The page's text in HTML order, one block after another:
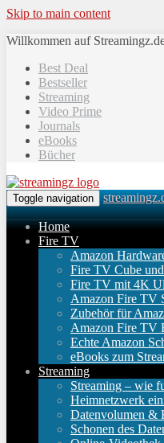
Skip to main content
Willkommen auf
Best Deal
Bestseller
Streaming
Video Prime
Journals
eBooks
Bücher
Toggle navigation
Home
Fire TV
Amazon
Fire TV Cube
Fire TV mit 4K
Amazon Fire TV
Zubehör für
Amazon Fire TV
Echte Amazon
eBooks zum
Streaming
Streaming – wie
Heimnetzwerk
Datenvolumen &
Schonen des